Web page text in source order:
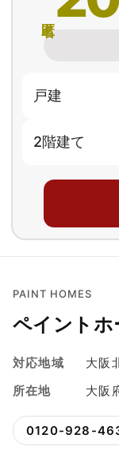
PAINT HOMES
ペイントホ
対応地域
大阪
所在地
大阪
0120-928-